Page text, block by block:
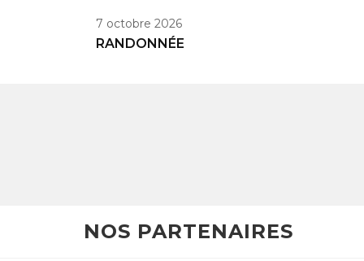
7 octobre 2026
RANDONNÉE
NOS PARTENAIRES